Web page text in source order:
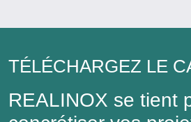
TÉLÉCHARGEZ LE
REALINOX se tient